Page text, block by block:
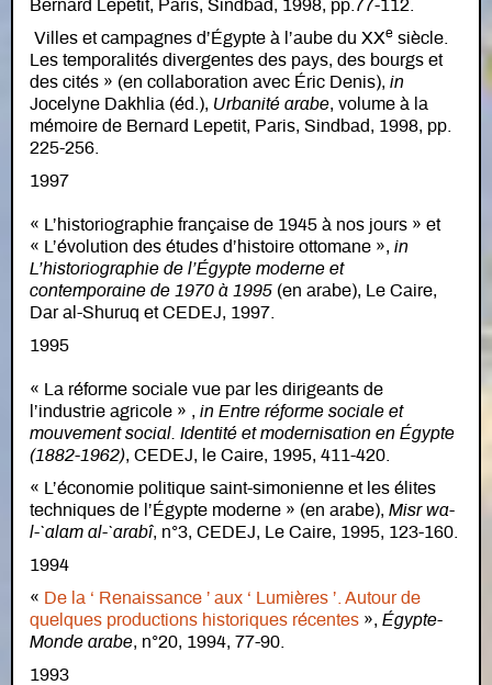
Bernard Lepetit, Paris, Sindbad, 1998, pp.77-112.
Villes et campagnes d’Égypte à l’aube du XXe siècle.
Les temporalités divergentes des pays, des bourgs et
des cités » (en collaboration avec Éric Denis), in
Jocelyne Dakhlia (éd.), Urbanité arabe, volume à la
mémoire de Bernard Lepetit, Paris, Sindbad, 1998, pp.
225-256.
1997
« L’historiographie française de 1945 à nos jours » et
« L’évolution des études d’histoire ottomane », in
L’historiographie de l’Égypte moderne et
contemporaine de 1970 à 1995 (en arabe), Le Caire,
Dar al-Shuruq et CEDEJ, 1997.
1995
« La réforme sociale vue par les dirigeants de
l’industrie agricole » , in Entre réforme sociale et
mouvement social. Identité et modernisation en Égypte
(1882-1962), CEDEJ, le Caire, 1995, 411-420.
« L’économie politique saint-simonienne et les élites
techniques de l’Égypte moderne » (en arabe), Misr wa-
l-`alam al-`arabî, n°3, CEDEJ, Le Caire, 1995, 123-160.
1994
« De la ‘ Renaissance ’ aux ‘ Lumières ’. Autour de
quelques productions historiques récentes », Égypte-
Monde arabe, n°20, 1994, 77-90.
1993